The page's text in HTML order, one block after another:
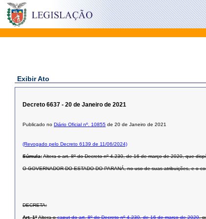
Exibir Ato
Decreto 6637 - 20 de Janeiro de 2021
Publicado no Diário Oficial nº. 10855 de 20 de Janeiro de 2021
(Revogado pelo Decreto 6139 de 11/06/2024)
Súmula:Altera o art. 8º do Decreto nº 4.230, de 16 de março de 2020, que
O GOVERNADOR DO ESTADO DO PARANÁ, no uso de suas atribuições, e o
DECRETA:
Art. 1ºAltera ocaput do art. 8º do Decreto nº 4.230, de 16 de março de 2020,